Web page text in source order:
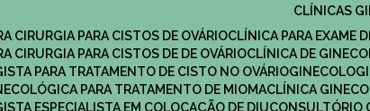
CLÍNICAS
CIRURGIA PARA CISTOS DE OVÁRIO
CLÍNICA PARA EXAME
CIRURGIA PARA CISTOS DE DE OVÁRIO
CLÍNICA DE
PARA TRATAMENTO DE CISTO NO OVÁRIO
PARA TRATAMENTO DE MIOMA
CLÍNICA
ESPECIALISTA EM COLOCAÇÃO DE DIU